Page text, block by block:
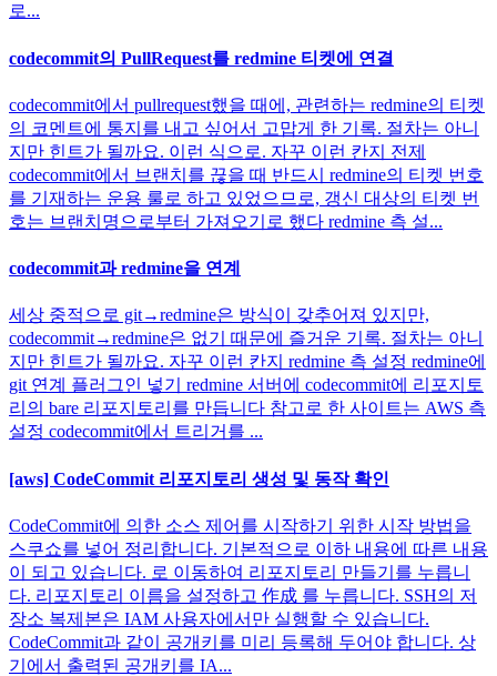
로...
codecommit의 PullRequest를 redmine 티켓에 연결
codecommit에서 pullrequest했을 때에, 관련하는 redmine의 티켓
의 코멘트에 통지를 내고 싶어서 고맙게 한 기록. 절차는 아니
지만 힌트가 될까요. 이런 식으로. 자꾸 이런 칸지 전제
codecommit에서 브랜치를 끊을 때 반드시 redmine의 티켓 번호
를 기재하는 운용 룰로 하고 있었으므로, 갱신 대상의 티켓 번
호는 브랜치명으로부터 가져오기로 했다 redmine 측 설...
codecommit과 redmine을 연계
세상 중적으로 git→redmine은 방식이 갖추어져 있지만,
codecommit→redmine은 없기 때문에 즐거운 기록. 절차는 아니
지만 힌트가 될까요. 자꾸 이런 칸지 redmine 측 설정 redmine에
git 연계 플러그인 넣기 redmine 서버에 codecommit에 리포지토
리의 bare 리포지토리를 만듭니다 참고로 한 사이트는 AWS 측
설정 codecommit에서 트리거를 ...
[aws] CodeCommit 리포지토리 생성 및 동작 확인
CodeCommit에 의한 소스 제어를 시작하기 위한 시작 방법을
스쿠쇼를 넣어 정리합니다. 기본적으로 이하 내용에 따른 내용
이 되고 있습니다. 로 이동하여 리포지토리 만들기를 누릅니
다. 리포지토리 이름을 설정하고 作成 를 누릅니다. SSH의 저
장소 복제본은 IAM 사용자에서만 실행할 수 있습니다.
CodeCommit과 같이 공개키를 미리 등록해 두어야 합니다. 상
기에서 출력된 공개키를 IA...